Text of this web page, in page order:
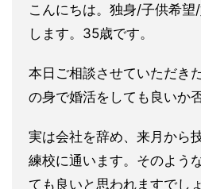
こんにちは。独身/子供希望
します。35歳です。
本日ご相談させていただき
の身で婚活をして も良いか
実は会社を辞め、来月から
練校に通います。 そのよう
ても良いと思われますでし